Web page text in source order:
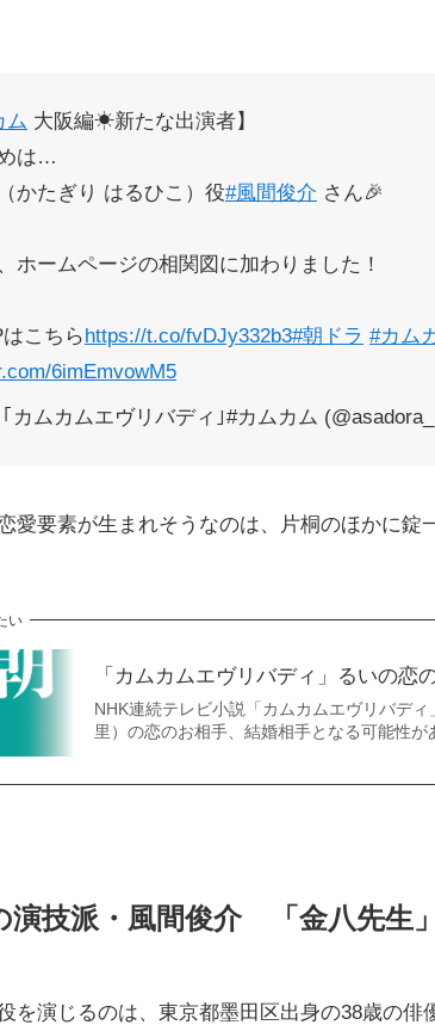
ム 大阪編☀新たな出演者】
は…
かたぎり はるひこ）役#風間俊介 さん🎉
ホームページの相関図に加わりました！
こちらhttps://t.co/fvDJy332b3#朝ドラ #カム
6imEmvowM5
ムカムエヴリバディ｣#カムカム
愛要素が生まれそうなのは、片桐のほかに錠
い
「カムカムエヴリバディ」るいの恋
NHK連続テレビ小説「カムカムエヴリバデ
里）の恋のお相手、結婚相手となる可能性
演技派・風間俊介 「金八先生
を演じるのは、東京都墨田区出身の38歳の俳